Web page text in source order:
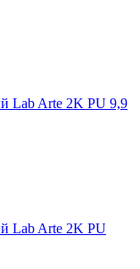
Lab Arte 2K PU 9,9
Lab Arte 2K PU